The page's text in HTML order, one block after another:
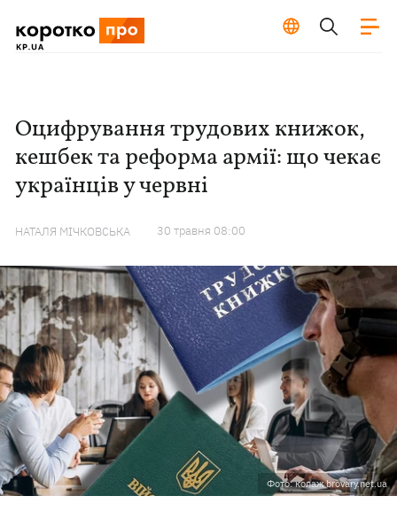
Оцифрування трудових книжок,
кешбек та реформа армії: що чекає
українців у червні
НАТАЛЯ МІЧКОВСЬКА 30 травня 08:00
Фото: колаж brovary.net.ua